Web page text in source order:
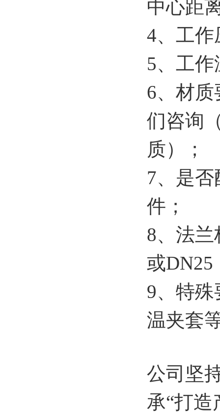
中心距
4、工作
5、工
6、材
们咨询
质）；
7、是
件；
8、法
或DN25
9、特
温夹套
公司坚
承“打